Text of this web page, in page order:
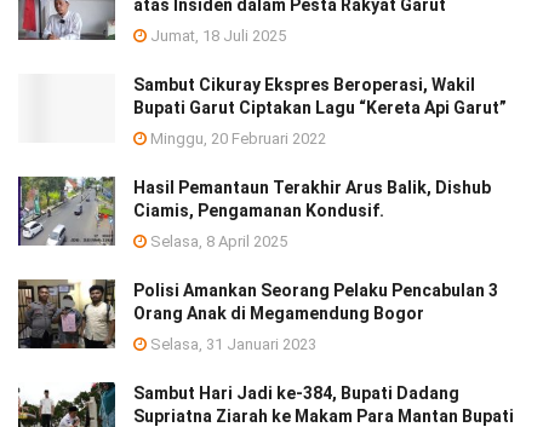
atas Insiden dalam Pesta Rakyat Garut
Jumat, 18 Juli 2025
Sambut Cikuray Ekspres Beroperasi, Wakil
Bupati Garut Ciptakan Lagu “Kereta Api Garut”
Minggu, 20 Februari 2022
Hasil Pemantaun Terakhir Arus Balik, Dishub
Ciamis, Pengamanan Kondusif.
Selasa, 8 April 2025
Polisi Amankan Seorang Pelaku Pencabulan 3
Orang Anak di Megamendung Bogor
Selasa, 31 Januari 2023
Sambut Hari Jadi ke-384, Bupati Dadang
Supriatna Ziarah ke Makam Para Mantan Bupati